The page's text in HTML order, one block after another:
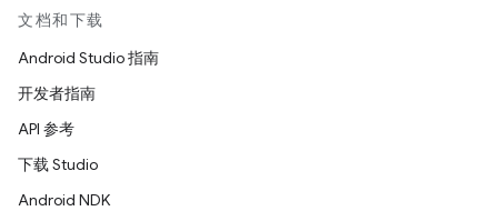
文档和下载
Android Studio 指南
开发者指南
API 参考
下载 Studio
Android NDK